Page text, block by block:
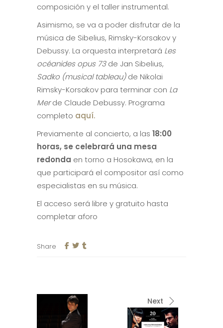
composición y el taller instrumental.
Asimismo, se va a poder disfrutar de la
música de Sibelius, Rimsky-Korsakov y
Debussy. La orquesta interpretará Les
océanides opus 73de Jan Sibelius,
Sadko (musical tableau)de Nikolai
Rimsky-Korsakov para terminar con La
Merde Claude Debussy. Programa
completo aquí.
Previamente al concierto, a las 18:00
horas, se celebrará una mesa
redonda en torno a Hosokawa, en la
que participará el compositor así como
especialistas en su música.
El acceso será libre y gratuito hasta
completar aforo
Share
Next